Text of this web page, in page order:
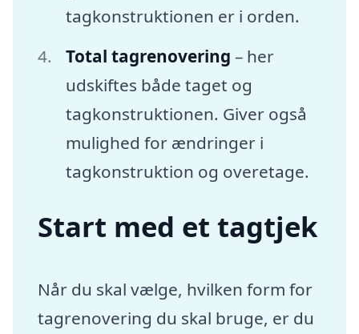
tagkonstruktionen er i orden.
Total tagrenovering – her
udskiftes både taget og
tagkonstruktionen. Giver også
mulighed for ændringer i
tagkonstruktion og overetage.
Start med et tagtjek
Når du skal vælge, hvilken form for
tagrenovering du skal bruge, er du